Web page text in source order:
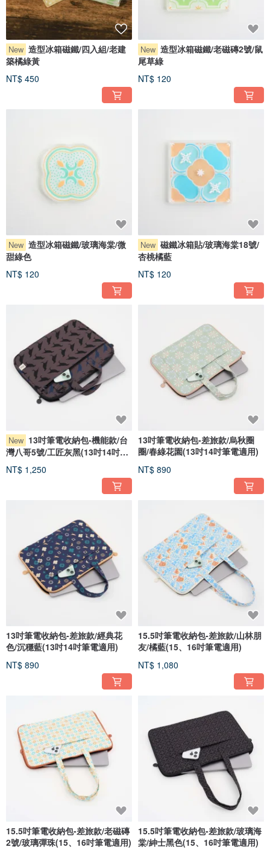
New 造型冰箱磁鐵/四入組/老建
築橘綠黃
NT$ 450
New 造型冰箱磁鐵/老磁磚2號/鼠
尾草綠
NT$ 120
New 造型冰箱磁鐵/玻璃海棠/微
甜綠色
NT$ 120
New 磁鐵冰箱貼/玻璃海棠18號/
杏桃橘藍
NT$ 120
New 13吋筆電收納包-機能款/台
灣八哥5號/工匠灰黑(13吋14吋筆
NT$ 1,250
13吋筆電收納包-差旅款/烏秋圈
圈/春綠花園(13吋14吋筆電適用)
NT$ 890
13吋筆電收納包-差旅款/經典花
色/沉穩藍(13吋14吋筆電適用)
NT$ 890
15.5吋筆電收納包-差旅款/山林朋
友/橘藍(15、16吋筆電適用)
NT$ 1,080
15.5吋筆電收納包-差旅款/老磁磚
2號/玻璃彈珠(15、16吋筆電適用)
15.5吋筆電收納包-差旅款/玻璃海
棠/紳士黑色(15、16吋筆電適用)